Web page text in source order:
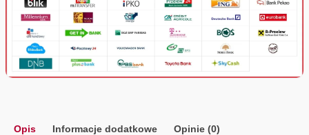
Opis Informacje dodatkowe Opinie (0)